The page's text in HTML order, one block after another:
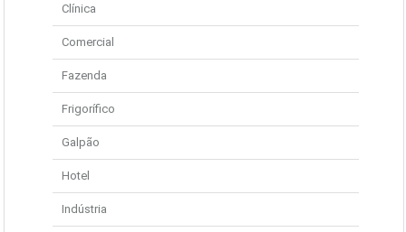
Clínica
Comercial
Fazenda
Frigorífico
Galpão
Hotel
Indústria